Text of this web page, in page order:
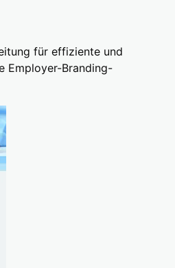
für effiziente und
Employer-Branding-